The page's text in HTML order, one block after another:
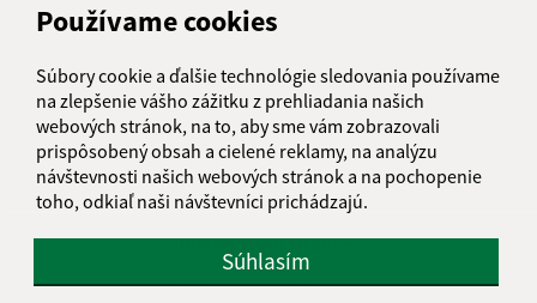
Používame cookies
Súbory cookie a ďalšie technológie sledovania používame
na zlepšenie vášho zážitku z prehliadania našich
webových stránok, na to, aby sme vám zobrazovali
prispôsobený obsah a cielené reklamy, na analýzu
návštevnosti našich webových stránok a na pochopenie
toho, odkiaľ naši návštevníci prichádzajú.
Súhlasím
Informácie o stránke:
Vyhlásenie o prístupnosti